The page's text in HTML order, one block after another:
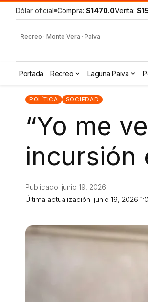
Dólar oficial Compra: $1470.0Venta:
Recreo · Monte Vera · Paiva
Portada Recreo Laguna Paiva
POLÍTICA SOCIEDAD
“Yo me
incursión
Última actualización: junio 19, 2026
Publicado: junio 19, 2026